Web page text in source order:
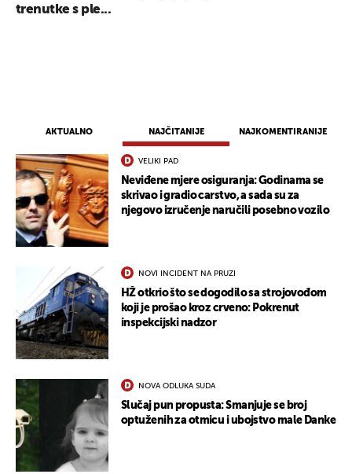
AKTUALNO NAJČITANIJE NAJKOMENTIRANIJE
VELIKI PAD
Neviđene mjere osiguranja: Godinama se
skrivao i gradio carstvo, a sada su za
njegovo izručenje naručili posebno vozilo
NOVI INCIDENT NA PRUZI
HŽ otkrio što se dogodilo sa strojovođom
koji je prošao kroz crveno: Pokrenut
inspekcijski nadzor
NOVA ODLUKA SUDA
Slučaj pun propusta: Smanjuje se broj
optuženih za otmicu i ubojstvo male Danke
trenutke s ple...